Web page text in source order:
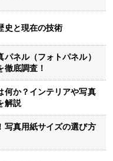
史と現在の技術
ネル（フォトパネル）
徹底調査！
何か？インテリアや写真
解説
写真用紙サイズの選び方